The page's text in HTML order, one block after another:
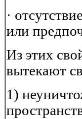
·
или
Из этих
вытекают
1)